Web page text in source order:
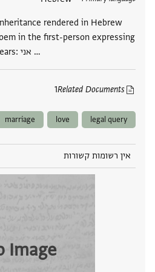
rendered in Hebrew
in the first-person expressing
love for a wife of many years: אני …
Related Documents
1
legal query
love
marriage
אין רשומות קשורות
Image